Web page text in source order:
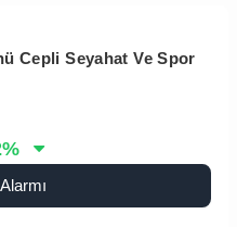
Cepli Seyahat Ve Spor
%